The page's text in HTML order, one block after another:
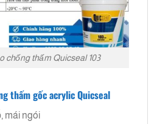
chống thấm Quicseal 103
thấm gốc acrylic Quicseal
mái ngói